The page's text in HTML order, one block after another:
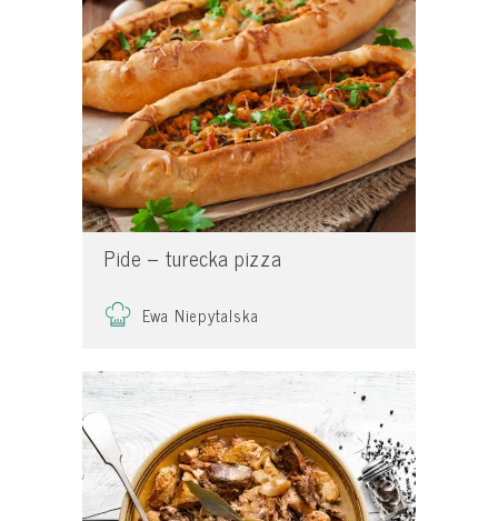
Pide – turecka pizza
Ewa Niepytalska